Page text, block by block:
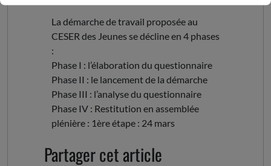
La démarche de travail proposée au
CESER des Jeunes se décline en 4 phases
:
Phase I : l’élaboration du questionnaire
Phase II : le lancement de la démarche
Phase III : l’analyse du questionnaire
Phase IV : Restitution en assemblée
plénière : 1ère étape : 24 mars
Partager cet article